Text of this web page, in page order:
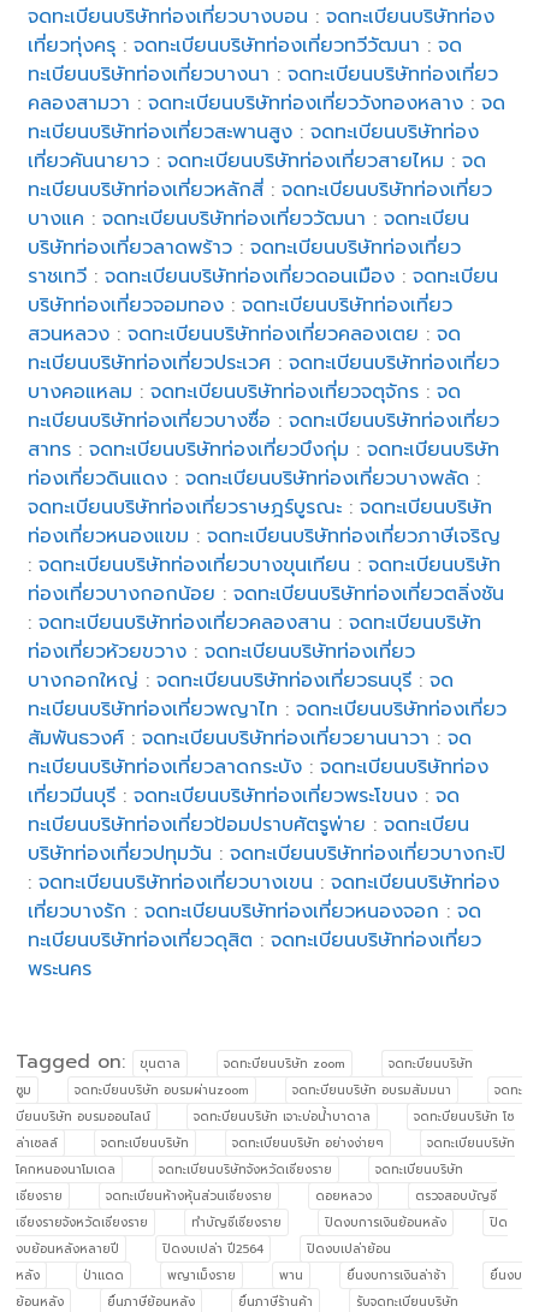
จดทะเบียนบริษัทท่องเที่ยวบางบอน :จดทะเบียนบริษัทท่อง
เที่ยวทุ่งครุ :จดทะเบียนบริษัทท่องเที่ยวทวีวัฒนา :จด
ทะเบียนบริษัทท่องเที่ยวบางนา :จดทะเบียนบริษัทท่องเที่ยว
คลองสามวา :จดทะเบียนบริษัทท่องเที่ยววังทองหลาง :จด
ทะเบียนบริษัทท่องเที่ยวสะพานสูง :จดทะเบียนบริษัทท่อง
เที่ยวคันนายาว :จดทะเบียนบริษัทท่องเที่ยวสายไหม :จด
ทะเบียนบริษัทท่องเที่ยวหลักสี่ :จดทะเบียนบริษัทท่องเที่ยว
บางแค :จดทะเบียนบริษัทท่องเที่ยววัฒนา :จดทะเบียน
บริษัทท่องเที่ยวลาดพร้าว :จดทะเบียนบริษัทท่องเที่ยว
ราชเทวี :จดทะเบียนบริษัทท่องเที่ยวดอนเมือง :จดทะเบียน
บริษัทท่องเที่ยวจอมทอง :จดทะเบียนบริษัทท่องเที่ยว
สวนหลวง :จดทะเบียนบริษัทท่องเที่ยวคลองเตย :จด
ทะเบียนบริษัทท่องเที่ยวประเวศ :จดทะเบียนบริษัทท่องเที่ยว
บางคอแหลม :จดทะเบียนบริษัทท่องเที่ยวจตุจักร :จด
ทะเบียนบริษัทท่องเที่ยวบางซื่อ :จดทะเบียนบริษัทท่องเที่ยว
สาทร :จดทะเบียนบริษัทท่องเที่ยวบึงกุ่ม :จดทะเบียนบริษัท
ท่องเที่ยวดินแดง :จดทะเบียนบริษัทท่องเที่ยวบางพลัด :
จดทะเบียนบริษัทท่องเที่ยวราษฎร์บูรณะ :จดทะเบียนบริษัท
ท่องเที่ยวหนองแขม :จดทะเบียนบริษัทท่องเที่ยวภาษีเจริญ
:จดทะเบียนบริษัทท่องเที่ยวบางขุนเทียน :จดทะเบียนบริษัท
ท่องเที่ยวบางกอกน้อย :จดทะเบียนบริษัทท่องเที่ยวตลิ่งชัน
:จดทะเบียนบริษัทท่องเที่ยวคลองสาน :จดทะเบียนบริษัท
ท่องเที่ยวห้วยขวาง :จดทะเบียนบริษัทท่องเที่ยว
บางกอกใหญ่ :จดทะเบียนบริษัทท่องเที่ยวธนบุรี :จด
ทะเบียนบริษัทท่องเที่ยวพญาไท :จดทะเบียนบริษัทท่องเที่ยว
สัมพันธวงศ์ :จดทะเบียนบริษัทท่องเที่ยวยานนาวา :จด
ทะเบียนบริษัทท่องเที่ยวลาดกระบัง :จดทะเบียนบริษัทท่อง
เที่ยวมีนบุรี :จดทะเบียนบริษัทท่องเที่ยวพระโขนง :จด
ทะเบียนบริษัทท่องเที่ยวป้อมปราบศัตรูพ่าย :จดทะเบียน
บริษัทท่องเที่ยวปทุมวัน :จดทะเบียนบริษัทท่องเที่ยวบางกะปิ
:จดทะเบียนบริษัทท่องเที่ยวบางเขน :จดทะเบียนบริษัทท่อง
เที่ยวบางรัก :จดทะเบียนบริษัทท่องเที่ยวหนองจอก :จด
ทะเบียนบริษัทท่องเที่ยวดุสิต :จดทะเบียนบริษัทท่องเที่ยว
พระนคร
Tagged on: ขุนตาล จดทะบียนบริษัท zoom
จดทะบียนบริษัท
ซูม
จดทะบียนบริษัท อบรมผ่านzoom จดทะบียนบริษัท อบรมสัมมนา
จดทะ
บียนบริษัท อบรมออนไลน์
จดทะบียนบริษัท เจาะบ่อน้ำบาดาล
จดทะบียนบริษัท โซ
ล่าเซลล์
จดทะเบียนบริษัท จดทะเบียนบริษัท อย่างง่ายๆ
จดทะเบียนบริษัท
โคกหนองนาโมเดล
จดทะเบียนบริษัทจังหวัดเชียงราย
จดทะเบียนบริษัท
เชียงราย
จดทะเบียนห้างหุ้นส่วนเชียงราย ดอยหลวง
ตรวจสอบบัญชี
เชียงรายจังหวัดเชียงราย
ทำบัญชีเชียงราย ปิดงบการเงินย้อนหลัง
ปิด
งบย้อนหลังหลายปี
ปิดงบเปล่า ปี2564
ปิดงบเปล่าย้อน
หลัง
ป่าแดด พญาเม็งราย พาน ยื่นงบการเงินล่าช้า
ยื่นงบ
ย้อนหลัง
ยื่นภาษีย้อนหลัง ยื่นภาษีร้านค้า
รับจดทะเบียนบริษัท